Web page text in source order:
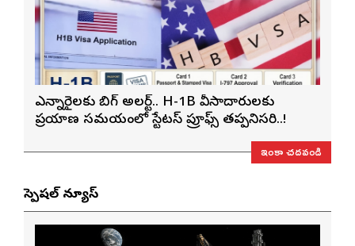
ఎన్నారైలకు బిగ్ అలర్ట్.. H-1B వీసాదారులకు
ప్రయాణ సమయంలో స్టేటస్ ప్రూఫ్స్ తప్పనిసరి..!
ఇంకా చదవండి
స్పెషల్ న్యూస్